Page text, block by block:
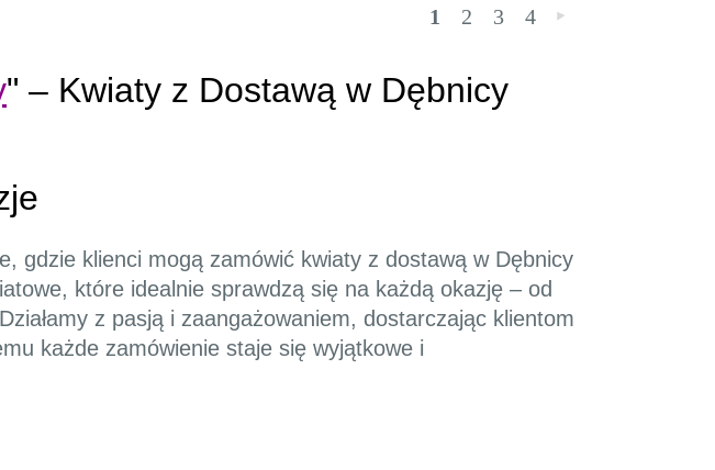
1 2 3 4 »
" – Kwiaty z Dostawą w Dębnicy
gdzie klienci mogą zamówić kwiaty z dostawą w Dębnicy
które idealnie sprawdzą się na każdą okazję – od
z pasją i zaangażowaniem, dostarczając klientom
każde zamówienie staje się wyjątkowe i